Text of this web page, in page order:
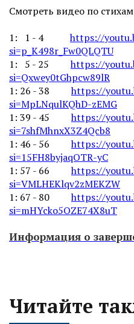
Смотреть видео по
1: 1 - 4
https://
si=p_K498r_Fw0QLQTU
1: 5 - 25https://
si=Qxwey0tGhpcw89lR
1: 26 - 38https://
si=MpLNqulKQhD-zEMG
1: 39 - 45https://
si=7shfMhnxX3Z4Qcb8
1: 46 - 56https://
si=15FH8byjaqOTR-yC
1: 57 - 66https://
si=VMLHEKlqv2zMEKZW
1: 67 - 80https://
si=mHYcko5OZE74X8uT
Информация о
Читайте